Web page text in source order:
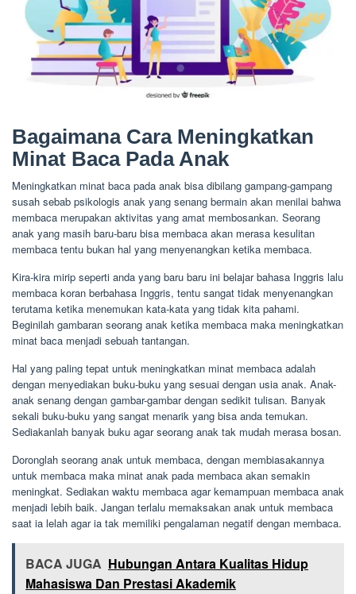
Bagaimana Cara Meningkatkan
Minat Baca Pada Anak
Meningkatkan minat baca pada anak bisa dibilang gampang-gampang
susah sebab psikologis anak yang senang bermain akan menilai bahwa
membaca merupakan aktivitas yang amat membosankan. Seorang
anak yang masih baru-baru bisa membaca akan merasa kesulitan
membaca tentu bukan hal yang menyenangkan ketika membaca.
Kira-kira mirip seperti anda yang baru baru ini belajar bahasa Inggris lalu
membaca koran berbahasa Inggris, tentu sangat tidak menyenangkan
terutama ketika menemukan kata-kata yang tidak kita pahami.
Beginilah gambaran seorang anak ketika membaca maka meningkatkan
minat baca menjadi sebuah tantangan.
Hal yang paling tepat untuk meningkatkan minat membaca adalah
dengan menyediakan buku-buku yang sesuai dengan usia anak. Anak-
anak senang dengan gambar-gambar dengan sedikit tulisan. Banyak
sekali buku-buku yang sangat menarik yang bisa anda temukan.
Sediakanlah banyak buku agar seorang anak tak mudah merasa bosan.
Doronglah seorang anak untuk membaca, dengan membiasakannya
untuk membaca maka minat anak pada membaca akan semakin
meningkat. Sediakan waktu membaca agar kemampuan membaca anak
menjadi lebih baik. Jangan terlalu memaksakan anak untuk membaca
saat ia lelah agar ia tak memiliki pengalaman negatif dengan membaca.
BACA JUGA Hubungan Antara Kualitas Hidup
Mahasiswa Dan Prestasi Akademik